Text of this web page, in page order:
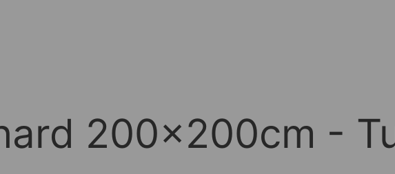
200x200cm -